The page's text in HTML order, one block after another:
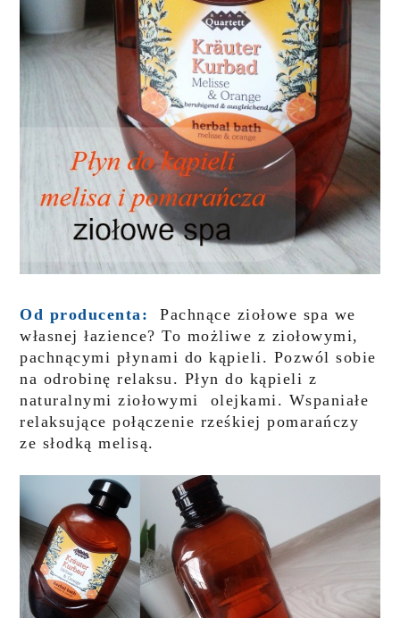
Od producenta:
Pachnące ziołowe spa we
własnej łazience? To możliwe z ziołowymi,
pachnącymi płynami do kąpieli. Pozwól sobie
na odrobinę relaksu. Płyn do kąpieli z
naturalnymi ziołowymi olejkami. Wspaniałe
relaksujące połączenie rześkiej pomarańczy
ze słodką melisą.